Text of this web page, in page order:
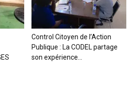
Control Citoyen de l’Action
Publique : La CODEL partage
son expérience...